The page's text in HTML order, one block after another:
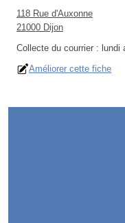
118 Rue d'Auxonne
21000 Dijon
Collecte du courrier : lundi
Améliorer cette fiche